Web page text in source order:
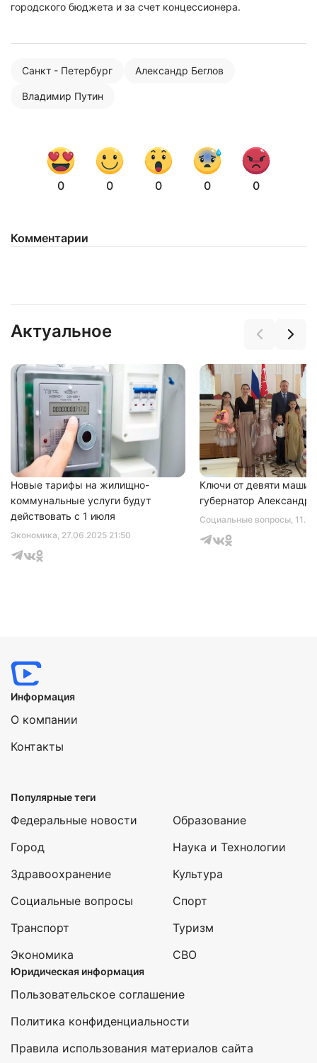
городского бюджета и за счет концессионера.
Санкт - Петербург Александр Беглов
Владимир Путин
0 0 0 0 0
Комментарии
Актуальное
Экономика, 27.06.2025 21:50
Новые тарифы на жилищно-
коммунальные услуги будут
действовать с 1 июля
Социальные вопросы,
Ключи от девяти машин
губернатор Александр
Информация
О компании
Контакты
Популярные теги
Федеральные новости
Город
Здравоохранение
Социальные вопросы
Транспорт
Экономика
Образование
Наука и Технологии
Культура
Спорт
Туризм
СВО
Юридическая информация
Пользовательское соглашение
Политика конфиденциальности
Правила использования материалов сайта